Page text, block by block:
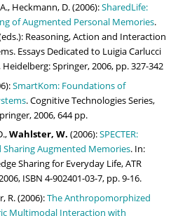
Heckmann, D. (2006):SharedLife:
of Augmented Personal Memories.
Reasoning, Action and Interaction
Essays Dedicated to Luigia Carlucci
Springer, 2006, pp. 327-342
SmartKom: Foundations of
. Cognitive Technologies Series,
2006, 644 pp.
Wahlster, W. (2006):SPECTER:
Sharing Augmented Memories. In:
Sharing for Everyday Life, ATR
ISBN 4-902401-03-7, pp. 9-16.
R. (2006):The Anthropomorphized
Multimodal Interaction with